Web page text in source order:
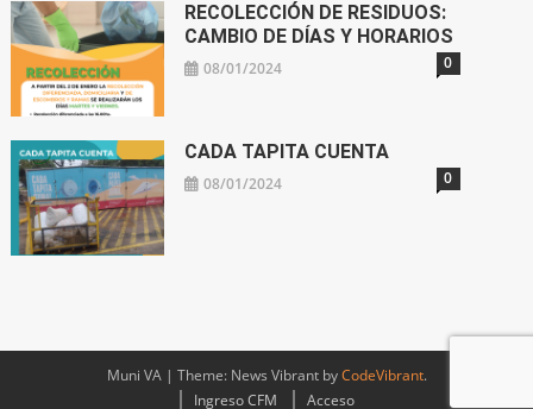
RECOLECCIÓN DE RESIDUOS:
CAMBIO DE DÍAS Y HORARIOS
08/01/2024 0
CADA TAPITA CUENTA
08/01/2024 0
Muni VA | Theme: News Vibrant byCodeVibrant.
Ingreso CFM
Acceso